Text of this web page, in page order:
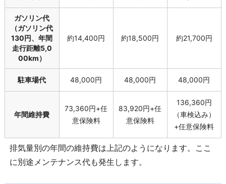
ガソリン代
（ガソリン代
130円、年間
走行距離5,0
00km）
約14,400円 約18,500円 約21,700円
駐車場代 48,000円 48,000円 48,000円
年間維持費
73,360円+任
意保険料
83,920円+任
意保険料
136,360円
（車検込み）
+任意保険料
排気量別の年間の維持費は上記のようになります。ここ
に別途メンテナンス代も発生します。